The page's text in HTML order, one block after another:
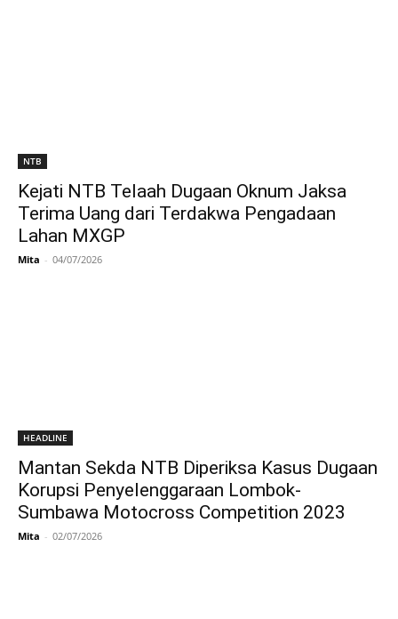
NTB
Kejati NTB Telaah Dugaan Oknum Jaksa
Terima Uang dari Terdakwa Pengadaan
Lahan MXGP
Mita - 04/07/2026
HEADLINE
Mantan Sekda NTB Diperiksa Kasus Dugaan
Korupsi Penyelenggaraan Lombok-
Sumbawa Motocross Competition 2023
Mita - 02/07/2026